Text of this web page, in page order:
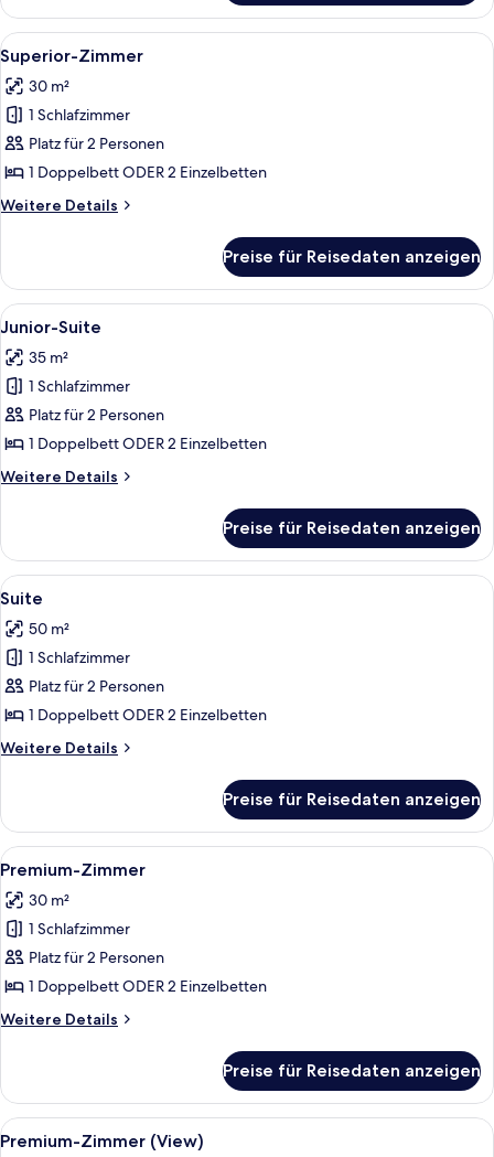
Einzelzimmer
Alle
Fotos
für
Superior-
Zimmer
anzeigen
Ein ordentlich bezogenes Bett mit
9
Superior-Zimmer
30 m²
1 Schlafzimmer
Platz für 2 Personen
1 Doppelbett ODER 2 Einzelbetten
Weitere Details
Weitere
Zimmer
Preise für Reisedaten anzeigen
Alle
Fotos
für
Junior-
Suite
anzeigen
Ein Hotelzimmer mit
10
Junior-Suite
35 m²
1 Schlafzimmer
Platz für 2 Personen
1 Doppelbett ODER 2 Einzelbetten
Weitere Details
Weitere
Suite
Preise für Reisedaten anzeigen
Alle
Fotos
für
Suite
anzeigen
Ein modernes Hotelzimmer mit
9
Suite
50 m²
1 Schlafzimmer
Platz für 2 Personen
1 Doppelbett ODER 2 Einzelbetten
Weitere Details
Weitere
Preise für Reisedaten anzeigen
Alle
Fotos
für
Premium-
Zimmer
anzeigen
Ein Hotelzimmer mit einem großen
10
Premium-Zimmer
30 m²
1 Schlafzimmer
Platz für 2 Personen
1 Doppelbett ODER 2 Einzelbetten
Weitere Details
Weitere
Zimmer
Preise für Reisedaten anzeigen
Alle
Ein Hotelzimmer mit einem Bett,
11
Premium-Zimmer (View)